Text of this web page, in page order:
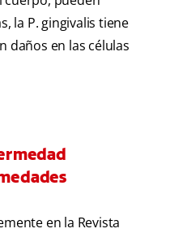
la P. gingivalis tiene
daños en las células
en la Revista